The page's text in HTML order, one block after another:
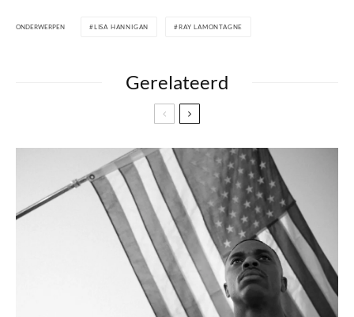
ONDERWERPEN LISA HANNIGAN RAY LAMONTAGNE
Gerelateerd